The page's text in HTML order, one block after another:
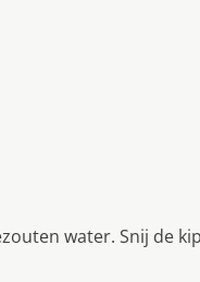
water. Snij de